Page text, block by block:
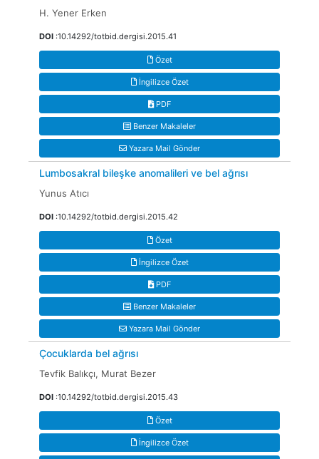
H. Yener Erken
DOI :10.14292/totbid.dergisi.2015.41
Özet
İngilizce Özet
PDF
Benzer Makaleler
Yazara Mail Gönder
Lumbosakral bileşke anomalileri ve bel ağrısı
Yunus Atıcı
DOI :10.14292/totbid.dergisi.2015.42
Özet
İngilizce Özet
PDF
Benzer Makaleler
Yazara Mail Gönder
Çocuklarda bel ağrısı
Tevfik Balıkçı, Murat Bezer
DOI :10.14292/totbid.dergisi.2015.43
Özet
İngilizce Özet